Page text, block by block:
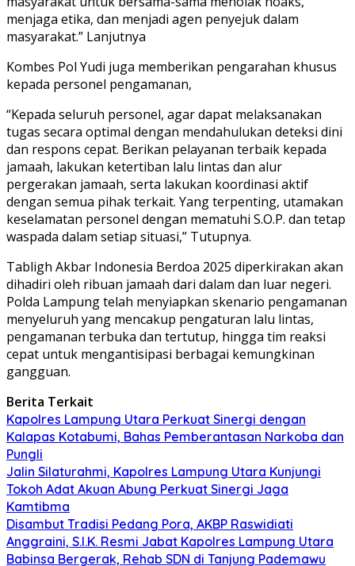
menjaga etika, dan menjadi agen penyejuk dalam
masyarakat.” Lanjutnya
Kombes Pol Yudi juga memberikan pengarahan khusus
kepada personel pengamanan,
“Kepada seluruh personel, agar dapat melaksanakan
tugas secara optimal dengan mendahulukan deteksi dini
dan respons cepat. Berikan pelayanan terbaik kepada
jamaah, lakukan ketertiban lalu lintas dan alur
pergerakan jamaah, serta lakukan koordinasi aktif
dengan semua pihak terkait. Yang terpenting, utamakan
keselamatan personel dengan mematuhi S.O.P. dan tetap
waspada dalam setiap situasi,” Tutupnya.
Tabligh Akbar Indonesia Berdoa 2025 diperkirakan akan
dihadiri oleh ribuan jamaah dari dalam dan luar negeri.
Polda Lampung telah menyiapkan skenario pengamanan
menyeluruh yang mencakup pengaturan lalu lintas,
pengamanan terbuka dan tertutup, hingga tim reaksi
cepat untuk mengantisipasi berbagai kemungkinan
gangguan.
Berita Terkait
Kapolres Lampung Utara Perkuat Sinergi dengan
Kalapas Kotabumi, Bahas Pemberantasan Narkoba dan
Pungli
Jalin Silaturahmi, Kapolres Lampung Utara Kunjungi
Tokoh Adat Akuan Abung Perkuat Sinergi Jaga
Kamtibma
Disambut Tradisi Pedang Pora, AKBP Raswidiati
Anggraini, S.I.K. Resmi Jabat Kapolres Lampung Utara
Babinsa Bergerak, Rehab SDN di Tanjung Pademawu